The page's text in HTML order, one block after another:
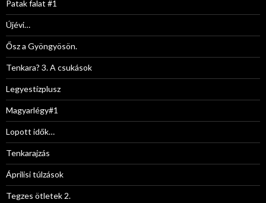
Patak falat #1
Újévi…
Ősz a Gyöngyösön.
Tenkara? 3. A csukások
Legyestízplusz
Magyarlégy#1
Lopott idők…
Tenkarajzás
Áprilisi túlzások
Tegzes ötletek 2.